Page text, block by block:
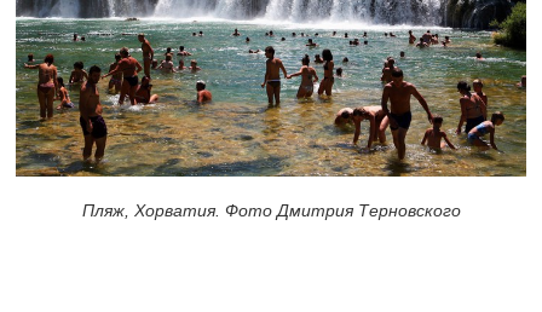
Пляж, Хорватия. Фото Дмитрия Терновского